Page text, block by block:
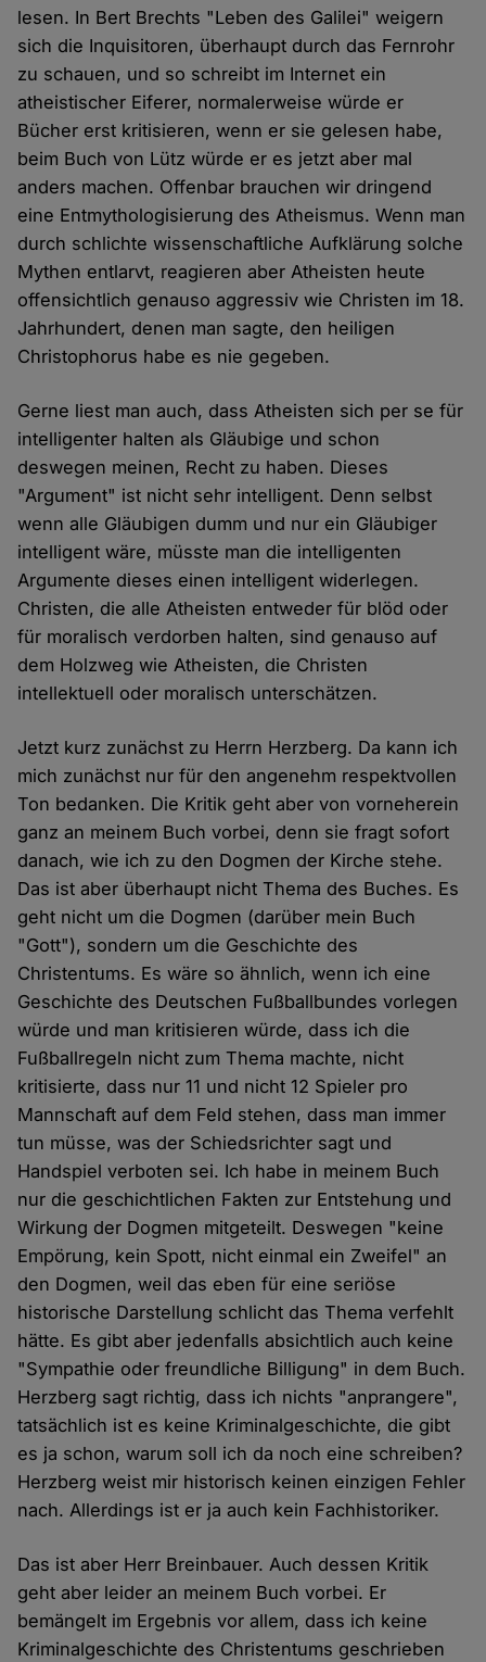
lesen. In Bert Brechts "Leben des Galilei" weigern
sich die Inquisitoren, überhaupt durch das Fernrohr
zu schauen, und so schreibt im Internet ein
atheistischer Eiferer, normalerweise würde er
Bücher erst kritisieren, wenn er sie gelesen habe,
beim Buch von Lütz würde er es jetzt aber mal
anders machen. Offenbar brauchen wir dringend
eine Entmythologisierung des Atheismus. Wenn man
durch schlichte wissenschaftliche Aufklärung solche
Mythen entlarvt, reagieren aber Atheisten heute
offensichtlich genauso aggressiv wie Christen im 18.
Jahrhundert, denen man sagte, den heiligen
Christophorus habe es nie gegeben.
Gerne liest man auch, dass Atheisten sich per se für
intelligenter halten als Gläubige und schon
deswegen meinen, Recht zu haben. Dieses
"Argument" ist nicht sehr intelligent. Denn selbst
wenn alle Gläubigen dumm und nur ein Gläubiger
intelligent wäre, müsste man die intelligenten
Argumente dieses einen intelligent widerlegen.
Christen, die alle Atheisten entweder für blöd oder
für moralisch verdorben halten, sind genauso auf
dem Holzweg wie Atheisten, die Christen
intellektuell oder moralisch unterschätzen.
Jetzt kurz zunächst zu Herrn Herzberg. Da kann ich
mich zunächst nur für den angenehm respektvollen
Ton bedanken. Die Kritik geht aber von vorneherein
ganz an meinem Buch vorbei, denn sie fragt sofort
danach, wie ich zu den Dogmen der Kirche stehe.
Das ist aber überhaupt nicht Thema des Buches. Es
geht nicht um die Dogmen (darüber mein Buch
"Gott"), sondern um die Geschichte des
Christentums. Es wäre so ähnlich, wenn ich eine
Geschichte des Deutschen Fußballbundes vorlegen
würde und man kritisieren würde, dass ich die
Fußballregeln nicht zum Thema machte, nicht
kritisierte, dass nur 11 und nicht 12 Spieler pro
Mannschaft auf dem Feld stehen, dass man immer
tun müsse, was der Schiedsrichter sagt und
Handspiel verboten sei. Ich habe in meinem Buch
nur die geschichtlichen Fakten zur Entstehung und
Wirkung der Dogmen mitgeteilt. Deswegen "keine
Empörung, kein Spott, nicht einmal ein Zweifel" an
den Dogmen, weil das eben für eine seriöse
historische Darstellung schlicht das Thema verfehlt
hätte. Es gibt aber jedenfalls absichtlich auch keine
"Sympathie oder freundliche Billigung" in dem Buch.
Herzberg sagt richtig, dass ich nichts "anprangere",
tatsächlich ist es keine Kriminalgeschichte, die gibt
es ja schon, warum soll ich da noch eine schreiben?
Herzberg weist mir historisch keinen einzigen Fehler
nach. Allerdings ist er ja auch kein Fachhistoriker.
Das ist aber Herr Breinbauer. Auch dessen Kritik
geht aber leider an meinem Buch vorbei. Er
bemängelt im Ergebnis vor allem, dass ich keine
Kriminalgeschichte des Christentums geschrieben